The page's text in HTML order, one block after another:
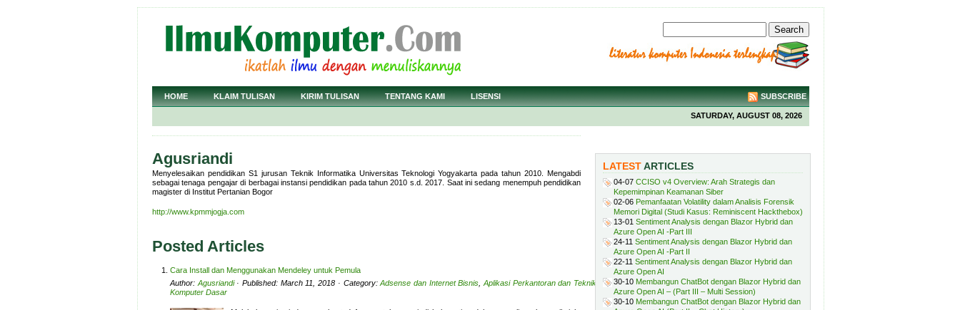
HOME KLAIM TULISAN KIRIM TULISAN TENTANG KAMI LISENSI SUBSCRIBE
SATURDAY, AUGUST 08, 2026
Agusriandi
Menyelesaikan pendidikan S1 jurusan Teknik Informatika Universitas Teknologi Yogyakarta pada tahun 2010. Mengabdi
sebagai tenaga pengajar di berbagai instansi pendidikan pada tahun 2010 s.d. 2017. Saat ini sedang menempuh pendidikan
magister di Institut Pertanian Bogor
http://www.kpmmjogja.com
Posted Articles
Cara Install dan Menggunakan Mendeley untuk Pemula
Author: Agusriandi· Published: March 11, 2018 · Category:Adsense dan Internet Bisnis Aplikasi Perkantoran dan Teknik
Komputer Dasar
LATESTARTICLES
04-07 CCISO v4 Overview: Arah Strategis dan
Kepemimpinan Keamanan Siber
02-06 Pemanfaatan Volatility dalam Analisis Forensik
Memori Digital (Studi Kasus: Reminiscent Hackthebox)
13-01 Sentiment Analysis dengan Blazor Hybrid dan
Azure Open AI -Part III
24-11 Sentiment Analysis dengan Blazor Hybrid dan
Azure Open AI -Part II
22-11 Sentiment Analysis dengan Blazor Hybrid dan
Azure Open AI
30-10 Membangun ChatBot dengan Blazor Hybrid dan
Azure Open AI – (Part III – Multi Session)
30-10 Membangun ChatBot dengan Blazor Hybrid dan